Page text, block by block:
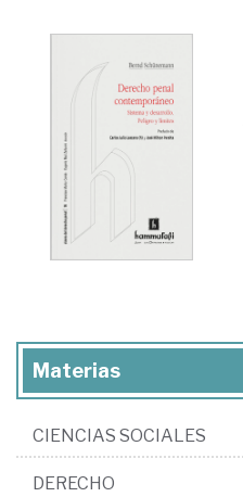
Materias
CIENCIAS SOCIALES
DERECHO